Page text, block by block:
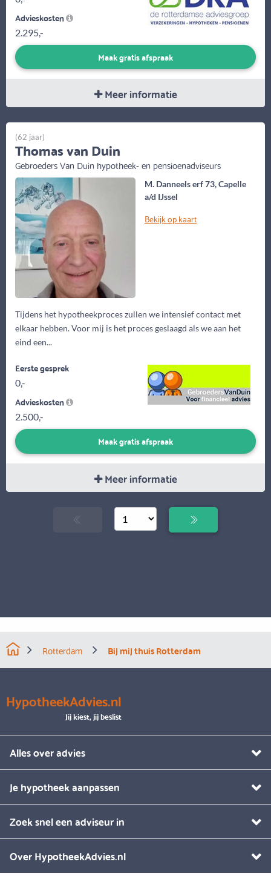
Advieskosten
2.295,-
Maak gratis afspraak
Meer informatie
M. Danneels erf 73, Capelle
a/d IJssel
Bekijk op kaart
Tijdens het hypotheekproces zullen we intensief contact met
elkaar hebben. Voor mij is het proces geslaagd als we aan het
eind een...
(62 jaar)
Thomas van Duin
Gebroeders Van Duin hypotheek- en pensioenadviseurs
Eerste gesprek
0,-
Advieskosten
2.500,-
Maak gratis afspraak
Meer informatie
Rotterdam Bij mij thuis Rotterdam
HypotheekAdvies.nl
Jij kiest, jij beslist
Alles over advies
Je hypotheek aanpassen
Zoek snel een adviseur in
Over HypotheekAdvies.nl